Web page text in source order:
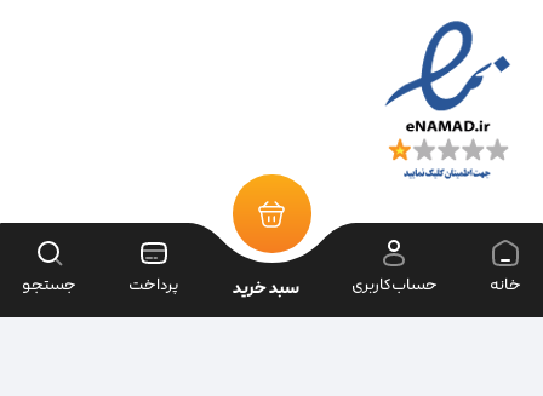
خانه حساب‌کاربری سبد خرید پرداخت جستجو